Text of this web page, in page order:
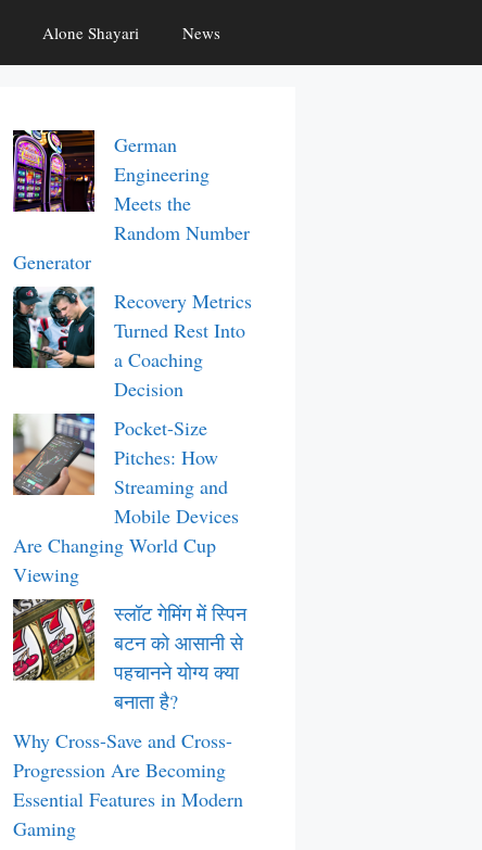
Alone Shayari News
German
Engineering
Meets the
Random Number
Generator
Recovery Metrics
Turned Rest Into
a Coaching
Decision
Pocket-Size
Pitches: How
Streaming and
Mobile Devices
Are Changing World Cup
Viewing
स्लॉट गेमिंग में स्पिन
बटन को आसानी से
पहचानने योग्य क्या
बनाता है?
Why Cross-Save and Cross-
Progression Are Becoming
Essential Features in Modern
Gaming